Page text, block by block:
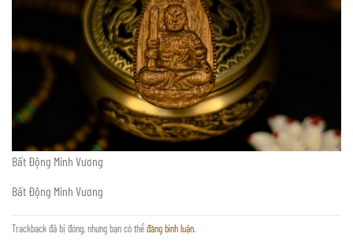
Bất Động Minh Vương
Bất Động Minh Vương
Trackback đã bị đóng, nhưng bạn có thểđăng bình luận.